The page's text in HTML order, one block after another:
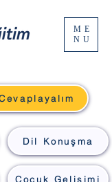
ME
NU
Dil Konuşma
Çocuk Gelişimi